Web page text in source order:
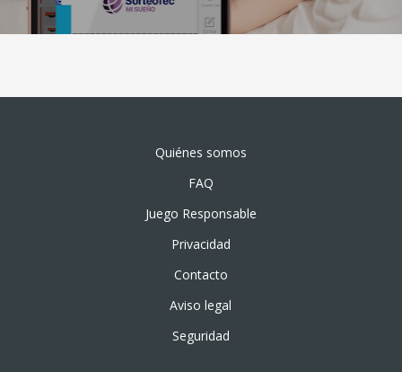
Quiénes somos
FAQ
Juego Responsable
Privacidad
Contacto
Aviso legal
Seguridad